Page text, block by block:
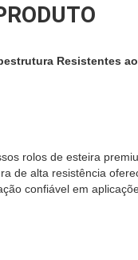
Resistentes
rolos de esteira
de alta resistência
confiável em